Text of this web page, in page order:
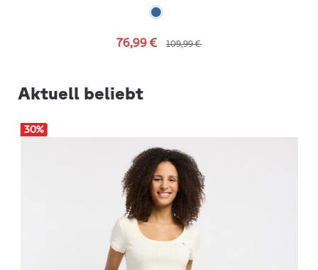
76,99 € 109,99 €
Aktuell beliebt
30%